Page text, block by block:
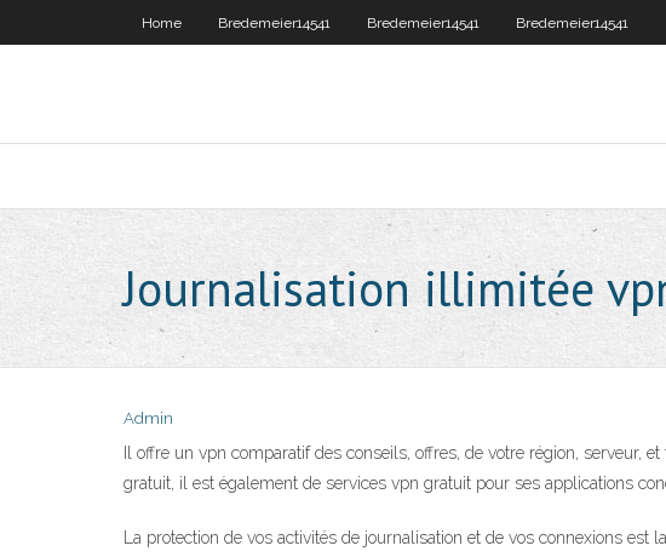
Home Bredemeier14541 Bredemeier14541 Bredemeier14541
Journalisation illimitée
Admin
Il offre un vpn comparatif des conseils, offres, de votre région, serveur,
gratuit, il est également de services vpn gratuit pour ses applications
La protection de vos activités de journalisation et de vos connexions